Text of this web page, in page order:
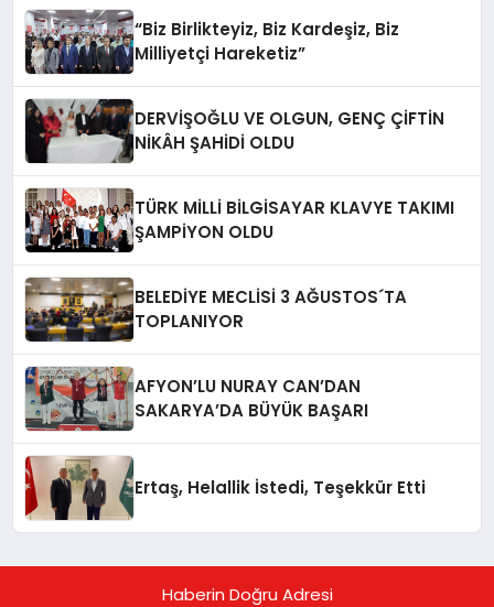
“Biz Birlikteyiz, Biz Kardeşiz, Biz
Milliyetçi Hareketiz”
DERVİŞOĞLU VE OLGUN, GENÇ ÇİFTİN
NİKÂH ŞAHİDİ OLDU
TÜRK MİLLİ BİLGİSAYAR KLAVYE TAKIMI
ŞAMPİYON OLDU
BELEDİYE MECLİSİ 3 AĞUSTOS´TA
TOPLANIYOR
AFYON’LU NURAY CAN’DAN
SAKARYA’DA BÜYÜK BAŞARI
Ertaş, Helallik İstedi, Teşekkür Etti
Haberin Doğru Adresi